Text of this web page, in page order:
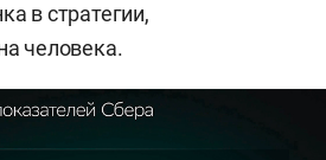
в стратегии,
человека.